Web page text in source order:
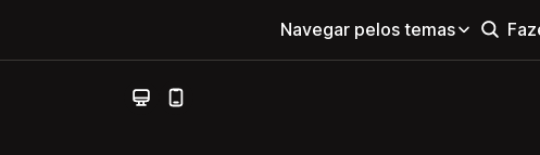
Navegar pelos temas